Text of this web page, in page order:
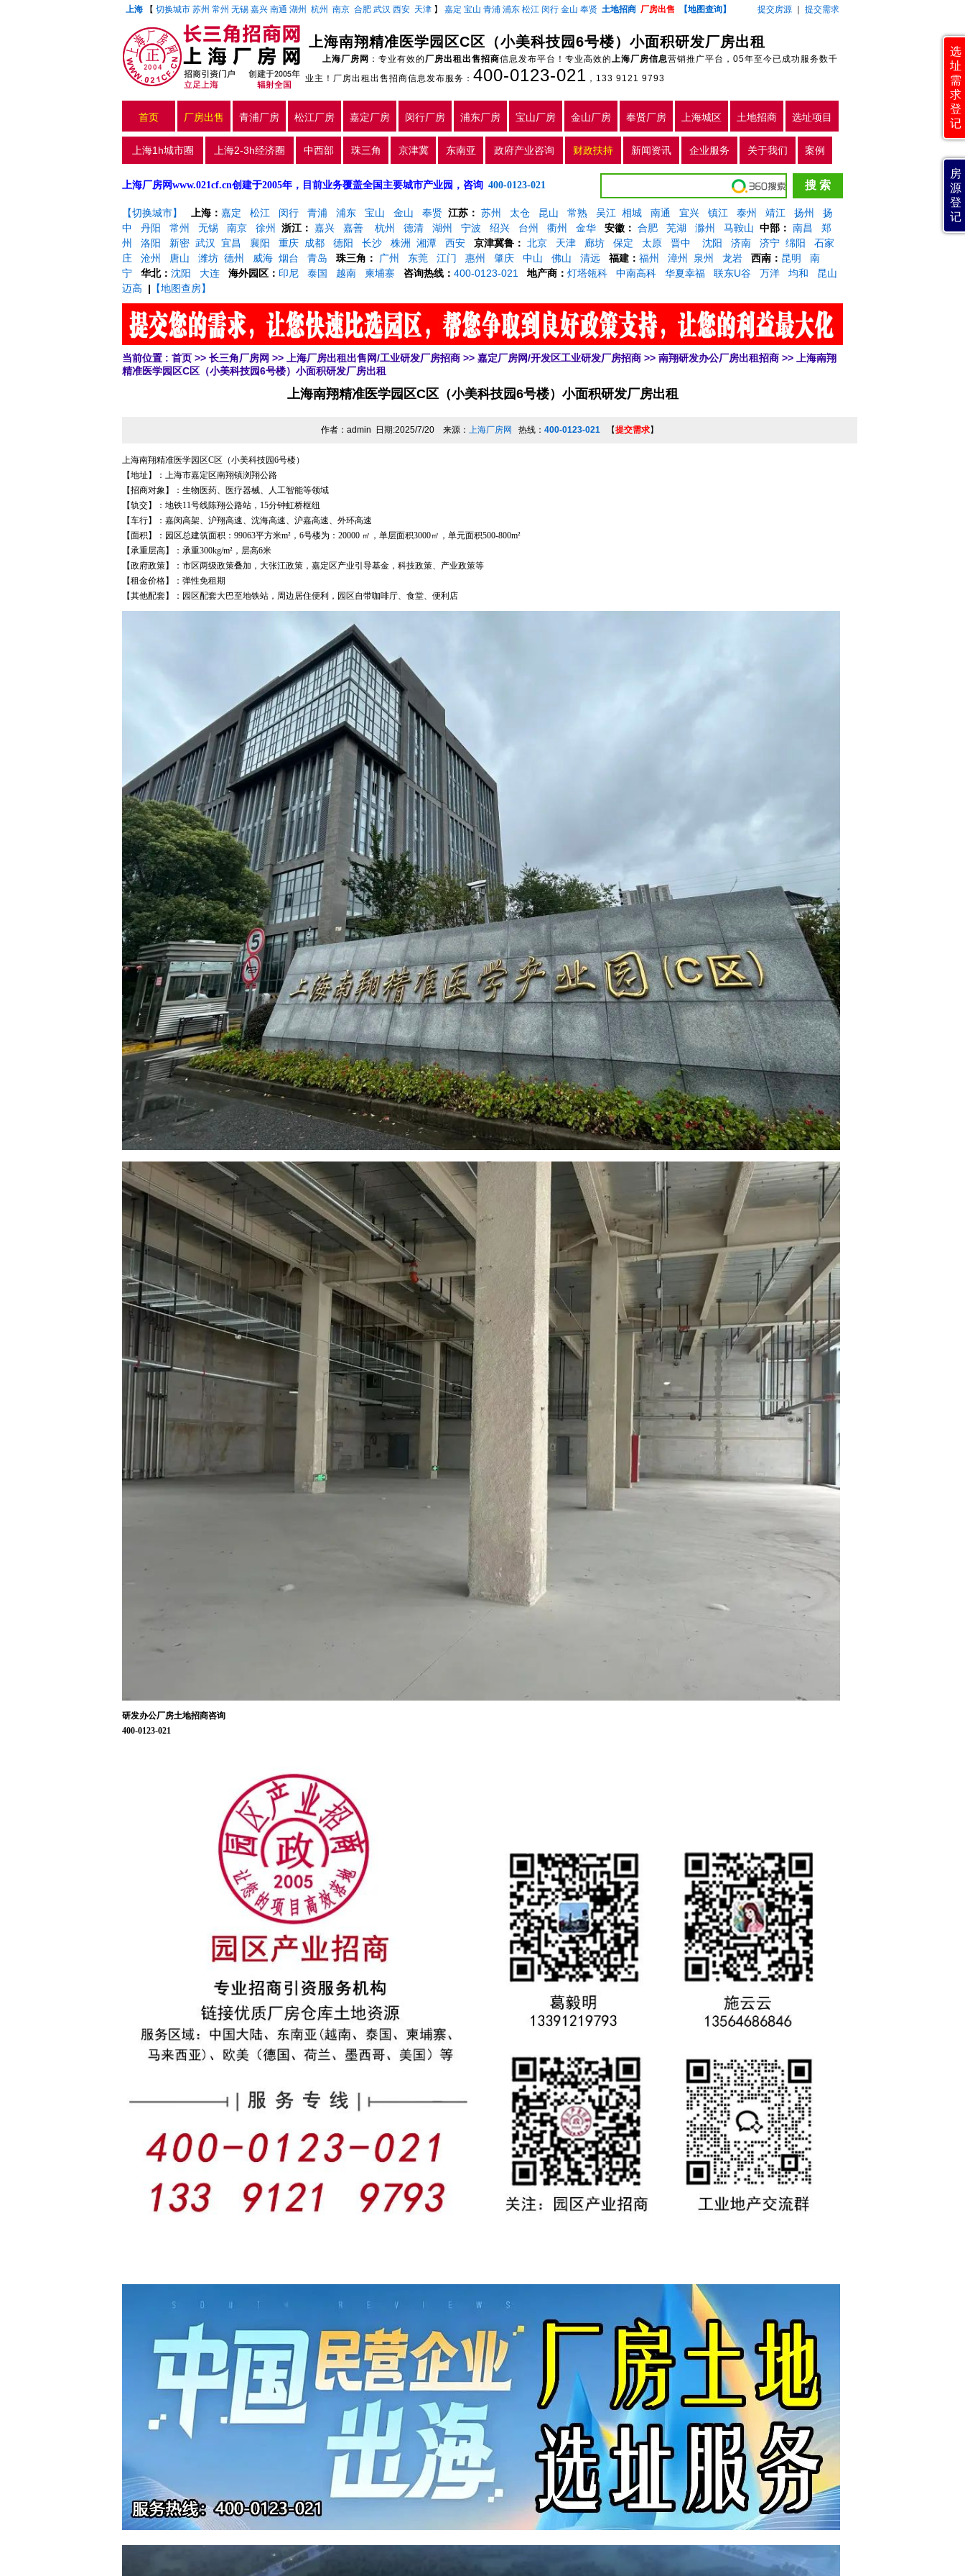
上海 【 切换城市 苏州 常州 无锡 嘉兴 南通 湖州 杭州 南京 合肥 武汉 西安 天津 】 嘉定 宝山 青浦 浦东 松江 闵行 金山 奉贤 土地招商 厂房出售 【地图查询】 提交房源 提交需求
上海南翔精准医学园区C区（小美科技园6号楼）小面积研发厂房出租
上海厂房网 ：专业有效的厂房出租出售招商信息发布平台！专业高效的上海厂房信息营销推广平台，05年至今已成功服务数千
业主！厂房出租出售招商信息发布服务： 400-0123-021 ，133 9121 9793
首页 厂房出售 青浦厂房 松江厂房 嘉定厂房 闵行厂房 浦东厂房 宝山厂房 金山厂房 奉贤厂房 上海城区 土地招商 选址项目
上海1h城市圈 上海2-3h经济圈 中西部 珠三角 京津冀 东南亚 政府产业咨询 财政扶持 新闻资讯 企业服务 关于我们 案例
上海厂房网www.021cf.cn创建于2005年，目前业务覆盖全国主要城市产业园，咨询 400-0123-021
【切换城市】 上海： 嘉定 松江 闵行 青浦 浦东 宝山 金山 奉贤 江苏： 苏州 太仓 昆山 常熟 吴江 相城 南通 宜兴 镇江 泰州 靖江 扬州
扬
中
丹阳 常州 无锡 南京 徐州 浙江： 嘉兴 嘉善 杭州 德清 湖州 宁波 绍兴 台州 衢州 金华 安徽： 合肥 芜湖 滁州 马鞍山 中部： 南昌
郑
州
洛阳 新密 武汉 宜昌 襄阳 重庆 成都 德阳 长沙 株洲 湘潭 西安 京津冀鲁： 北京 天津 廊坊 保定 太原 晋中 沈阳 济南 济宁 绵阳
石家
庄
沧州 唐山 潍坊 德州 威海 烟台 青岛 珠三角： 广州 东莞 江门 惠州 肇庆 中山 佛山 清远 福建： 福州 漳州 泉州 龙岩 西南： 昆明
南
宁
华北： 沈阳 大连 海外园区： 印尼 泰国 越南 柬埔寨 咨询热线： 400-0123-021 地产商： 灯塔瓴科 中南高科 华夏幸福 联东U谷 万洋 均和
昆山
迈高
| 【地图查房】
当前位置 : 首页 >> 长三角厂房网 >> 上海厂房出租出售网/工业研发厂房招商 >> 嘉定厂房网/开发区工业研发厂房招商 >> 南翔研发办公厂房出租招商 >> 上海南翔
精准医学园区C区（小美科技园6号楼）小面积研发厂房出租
上海南翔精准医学园区C区（小美科技园6号楼）小面积研发厂房出租
作者：admin 日期:2025/7/20 来源： 上海厂房网 热线： 400-0123-021 【提交需求】
上海南翔精准医学园区C区（小美科技园6号楼）
【地址】：上海市嘉定区南翔镇浏翔公路
【招商对象】：生物医药、医疗器械、人工智能等领域
【轨交】：地铁11号线陈翔公路站，15分钟虹桥枢纽
【车行】：嘉闵高架、沪翔高速、沈海高速、沪嘉高速、外环高速
【面积】：园区总建筑面积：99063平方米m²，6号楼为：20000 ㎡，单层面积3000㎡，单元面积500-800m²
【承重层高】：承重300kg/m²，层高6米
【政府政策】：市区两级政策叠加，大张江政策，嘉定区产业引导基金，科技政策、产业政策等
【租金价格】：弹性免租期
【其他配套】：园区配套大巴至地铁站，周边居住便利，园区自带咖啡厅、食堂、便利店
研发办公厂房土地招商咨询
400-0123-021
选
址
需
求
登
记
房
源
登
记